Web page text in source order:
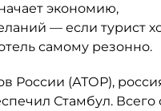
экономию,
— если турист
самому резонно.
России (АТОР),
Стамбул. Всего